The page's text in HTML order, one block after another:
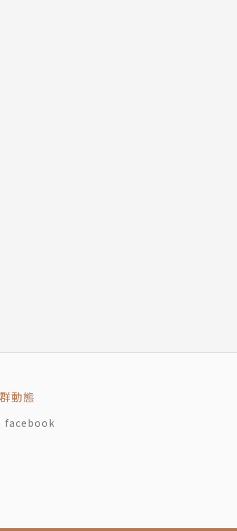
bye！
果站立、坐臥、行走時，脊椎無法維持其正
動態
facebook